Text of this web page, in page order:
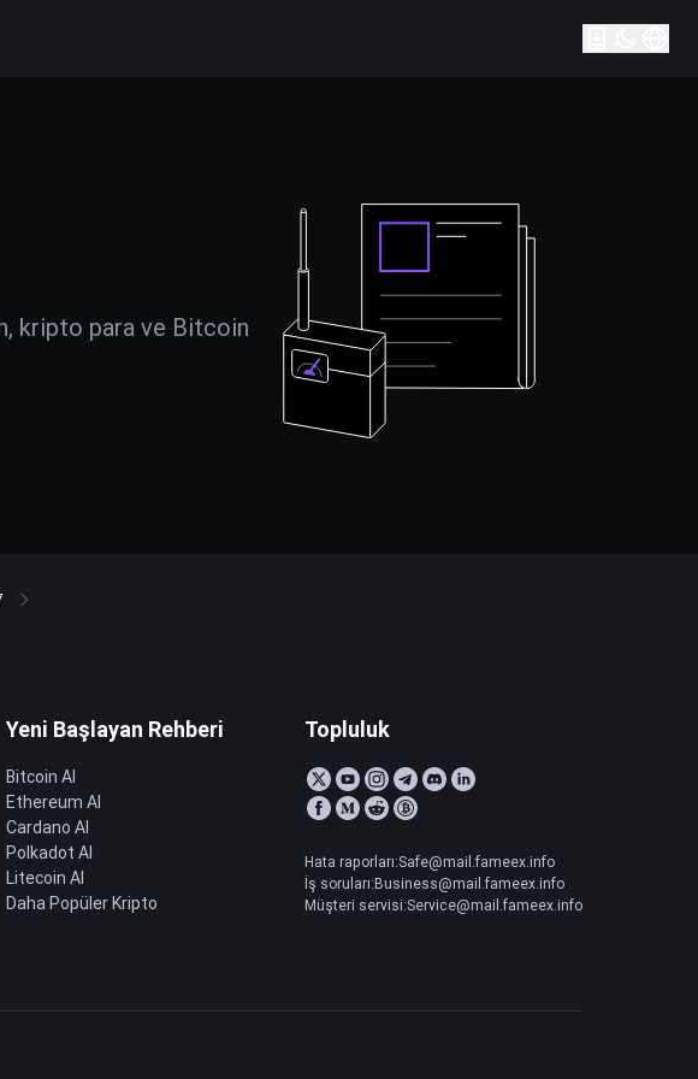
kripto para ve Bitcoin
Yeni Başlayan Rehberi
Bitcoin Al
Ethereum Al
Cardano Al
Polkadot Al
Litecoin Al
Daha Popüler Kripto
Topluluk
Hata raporları:Safe@mail.fameex.info
İş soruları:Business@mail.fameex.info
Müşteri servisi:Service@mail.fameex.info